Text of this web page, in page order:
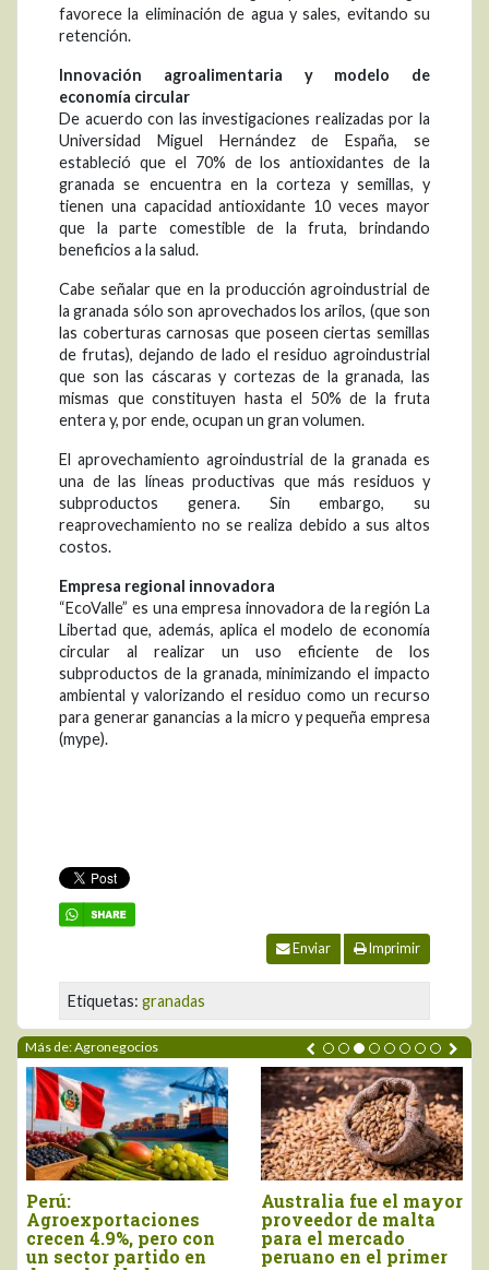
favorece la eliminación de agua y sales, evitando su
retención.
Innovación agroalimentaria y modelo de
economía circular
De acuerdo con las investigaciones realizadas por la
Universidad Miguel Hernández de España, se
estableció que el 70% de los antioxidantes de la
granada se encuentra en la corteza y semillas, y
tienen una capacidad antioxidante 10 veces mayor
que la parte comestible de la fruta, brindando
beneficios a la salud.
Cabe señalar que en la producción agroindustrial de
la granada sólo son aprovechados los arilos, (que son
las coberturas carnosas que poseen ciertas semillas
de frutas), dejando de lado el residuo agroindustrial
que son las cáscaras y cortezas de la granada, las
mismas que constituyen hasta el 50% de la fruta
entera y, por ende, ocupan un gran volumen.
El aprovechamiento agroindustrial de la granada es
una de las líneas productivas que más residuos y
subproductos genera. Sin embargo, su
reaprovechamiento no se realiza debido a sus altos
costos.
Empresa regional innovadora
“EcoValle” es una empresa innovadora de la región La
Libertad que, además, aplica el modelo de economía
circular al realizar un uso eficiente de los
subproductos de la granada, minimizando el impacto
ambiental y valorizando el residuo como un recurso
para generar ganancias a la micro y pequeña empresa
(mype).
Enviar Imprimir
Etiquetas: granadas
Más de: Agronegocios
Agroexportaciones no
tradicionales de Perú
a Estados Unidos
cayeron en valor 17%
Declaran el segundo
viernes de agosto
como el Día Nacional
de la Chirimoya